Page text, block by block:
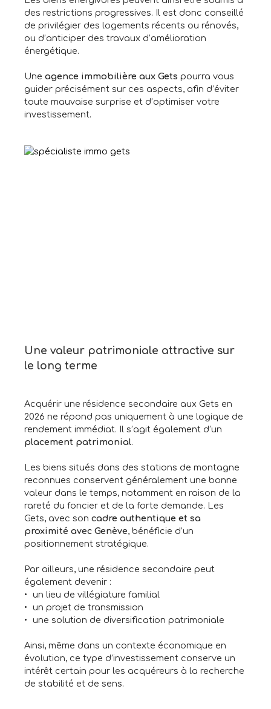
des restrictions progressives. Il est donc conseillé
de privilégier des logements récents ou rénovés,
ou d’anticiper des travaux d’amélioration
énergétique.
Une agence immobilière aux Gets pourra vous
guider précisément sur ces aspects, afin d’éviter
toute mauvaise surprise et d’optimiser votre
investissement.
Une valeur patrimoniale attractive sur
le long terme
Acquérir une résidence secondaire aux Gets en
2026 ne répond pas uniquement à une logique de
rendement immédiat. Il s’agit également d’un
placement patrimonial.
Les biens situés dans des stations de montagne
reconnues conservent généralement une bonne
valeur dans le temps, notamment en raison de la
rareté du foncier et de la forte demande. Les
Gets, avec son cadre authentique et sa
proximité avec Genève, bénéficie d’un
positionnement stratégique.
Par ailleurs, une résidence secondaire peut
également devenir :
un lieu de villégiature familial
un projet de transmission
une solution de diversification patrimoniale
Ainsi, même dans un contexte économique en
évolution, ce type d’investissement conserve un
intérêt certain pour les acquéreurs à la recherche
de stabilité et de sens.